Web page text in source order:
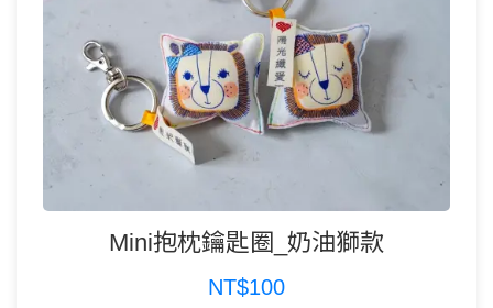
Mini抱枕鑰匙圈_奶油獅款
NT$100